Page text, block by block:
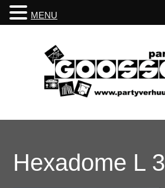
Hexadome L 3
MENU